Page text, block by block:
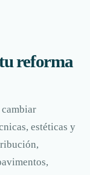
reforma
estéticas y